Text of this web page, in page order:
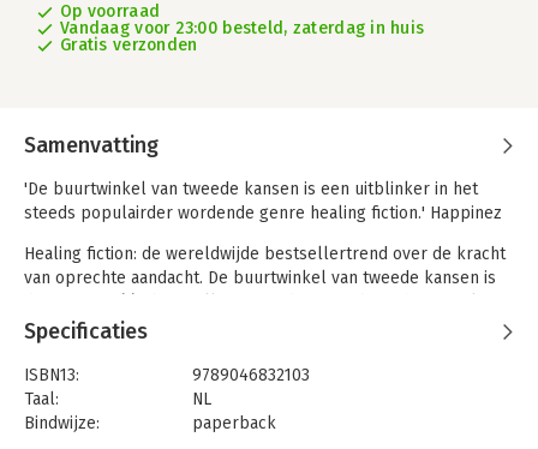
Op voorraad
Vandaag voor 23:00 besteld, zaterdag in huis
Gratis verzonden
Samenvatting
'De buurtwinkel van tweede kansen is een uitblinker in het
steeds populairder wordende genre healing fiction.' Happinez
Healing fiction: de wereldwijde bestsellertrend over de kracht
van oprechte aandacht. De buurtwinkel van tweede kansen is
een kleine buurtwinkel in Seoel.
Voor de lezers van Dingen die je alleen ziet als je er de tijd
voor neemt, het huis met de kersenbloesem en Het restaurant
van de herinneringen.
Specificaties
ISBN13:
9789046832103
Taal:
NL
Bindwijze:
paperback